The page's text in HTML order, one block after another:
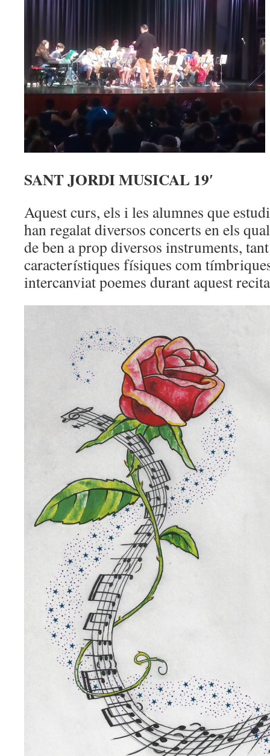
SANT JORDI MUSICAL 19′
Aquest curs, els i les alumnes que
han regalat diversos concerts en els
de ben a prop diversos instruments, tant
característiques físiques com
intercanviat poemes durant aquest